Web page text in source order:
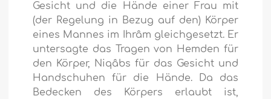
Gesicht und die Hände einer Frau mit
(der Regelung in Bezug auf den) Körper
eines Mannes im Ihrâm gleichgesetzt. Er
untersagte das Tragen von Hemden für
den Körper, Niqâbs für das Gesicht und
Handschuhen für die Hände. Da das
Bedecken des Körpers erlaubt ist,